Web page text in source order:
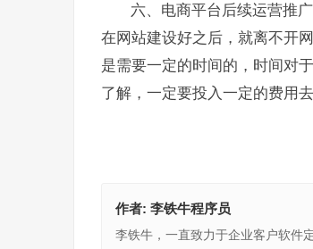
六、电商平台后续运营推广
在网站建设好之后，就离不开
是需要一定的时间的，时间对
了解，一定要投入一定的费用
作者: 李铁牛程序员
李铁牛，一直致力于企业客户软件